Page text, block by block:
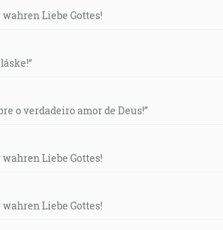
wahren Liebe Gottes!
o verdadeiro amor de Deus!”
wahren Liebe Gottes!
wahren Liebe Gottes!